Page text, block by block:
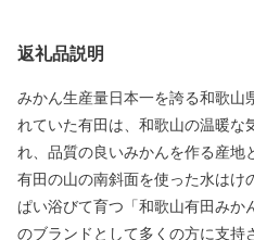
返礼品説明
みかん生産量日本一を誇る和歌山
れていた有田は、和歌山の温暖な
れ、品質の良いみかんを作る産地
有田の山の南斜面を使った水はけ
ぱい浴びて育つ「和歌山有田みか
のブランドとして多くの方に支持